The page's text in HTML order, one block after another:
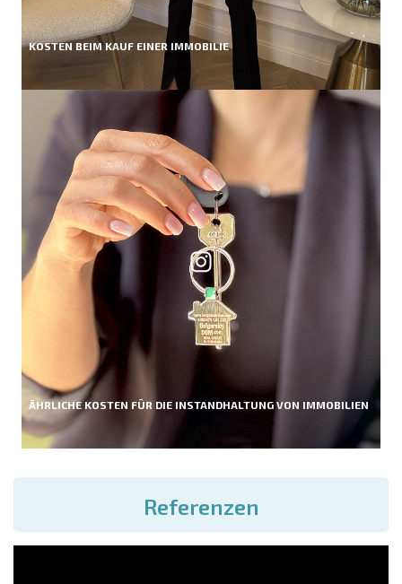
KOSTEN BEIM KAUF EINER IMMOBILIE
ÄHRLICHE KOSTEN FÜR DIE INSTANDHALTUNG VON IMMOBILIEN
Referenzen